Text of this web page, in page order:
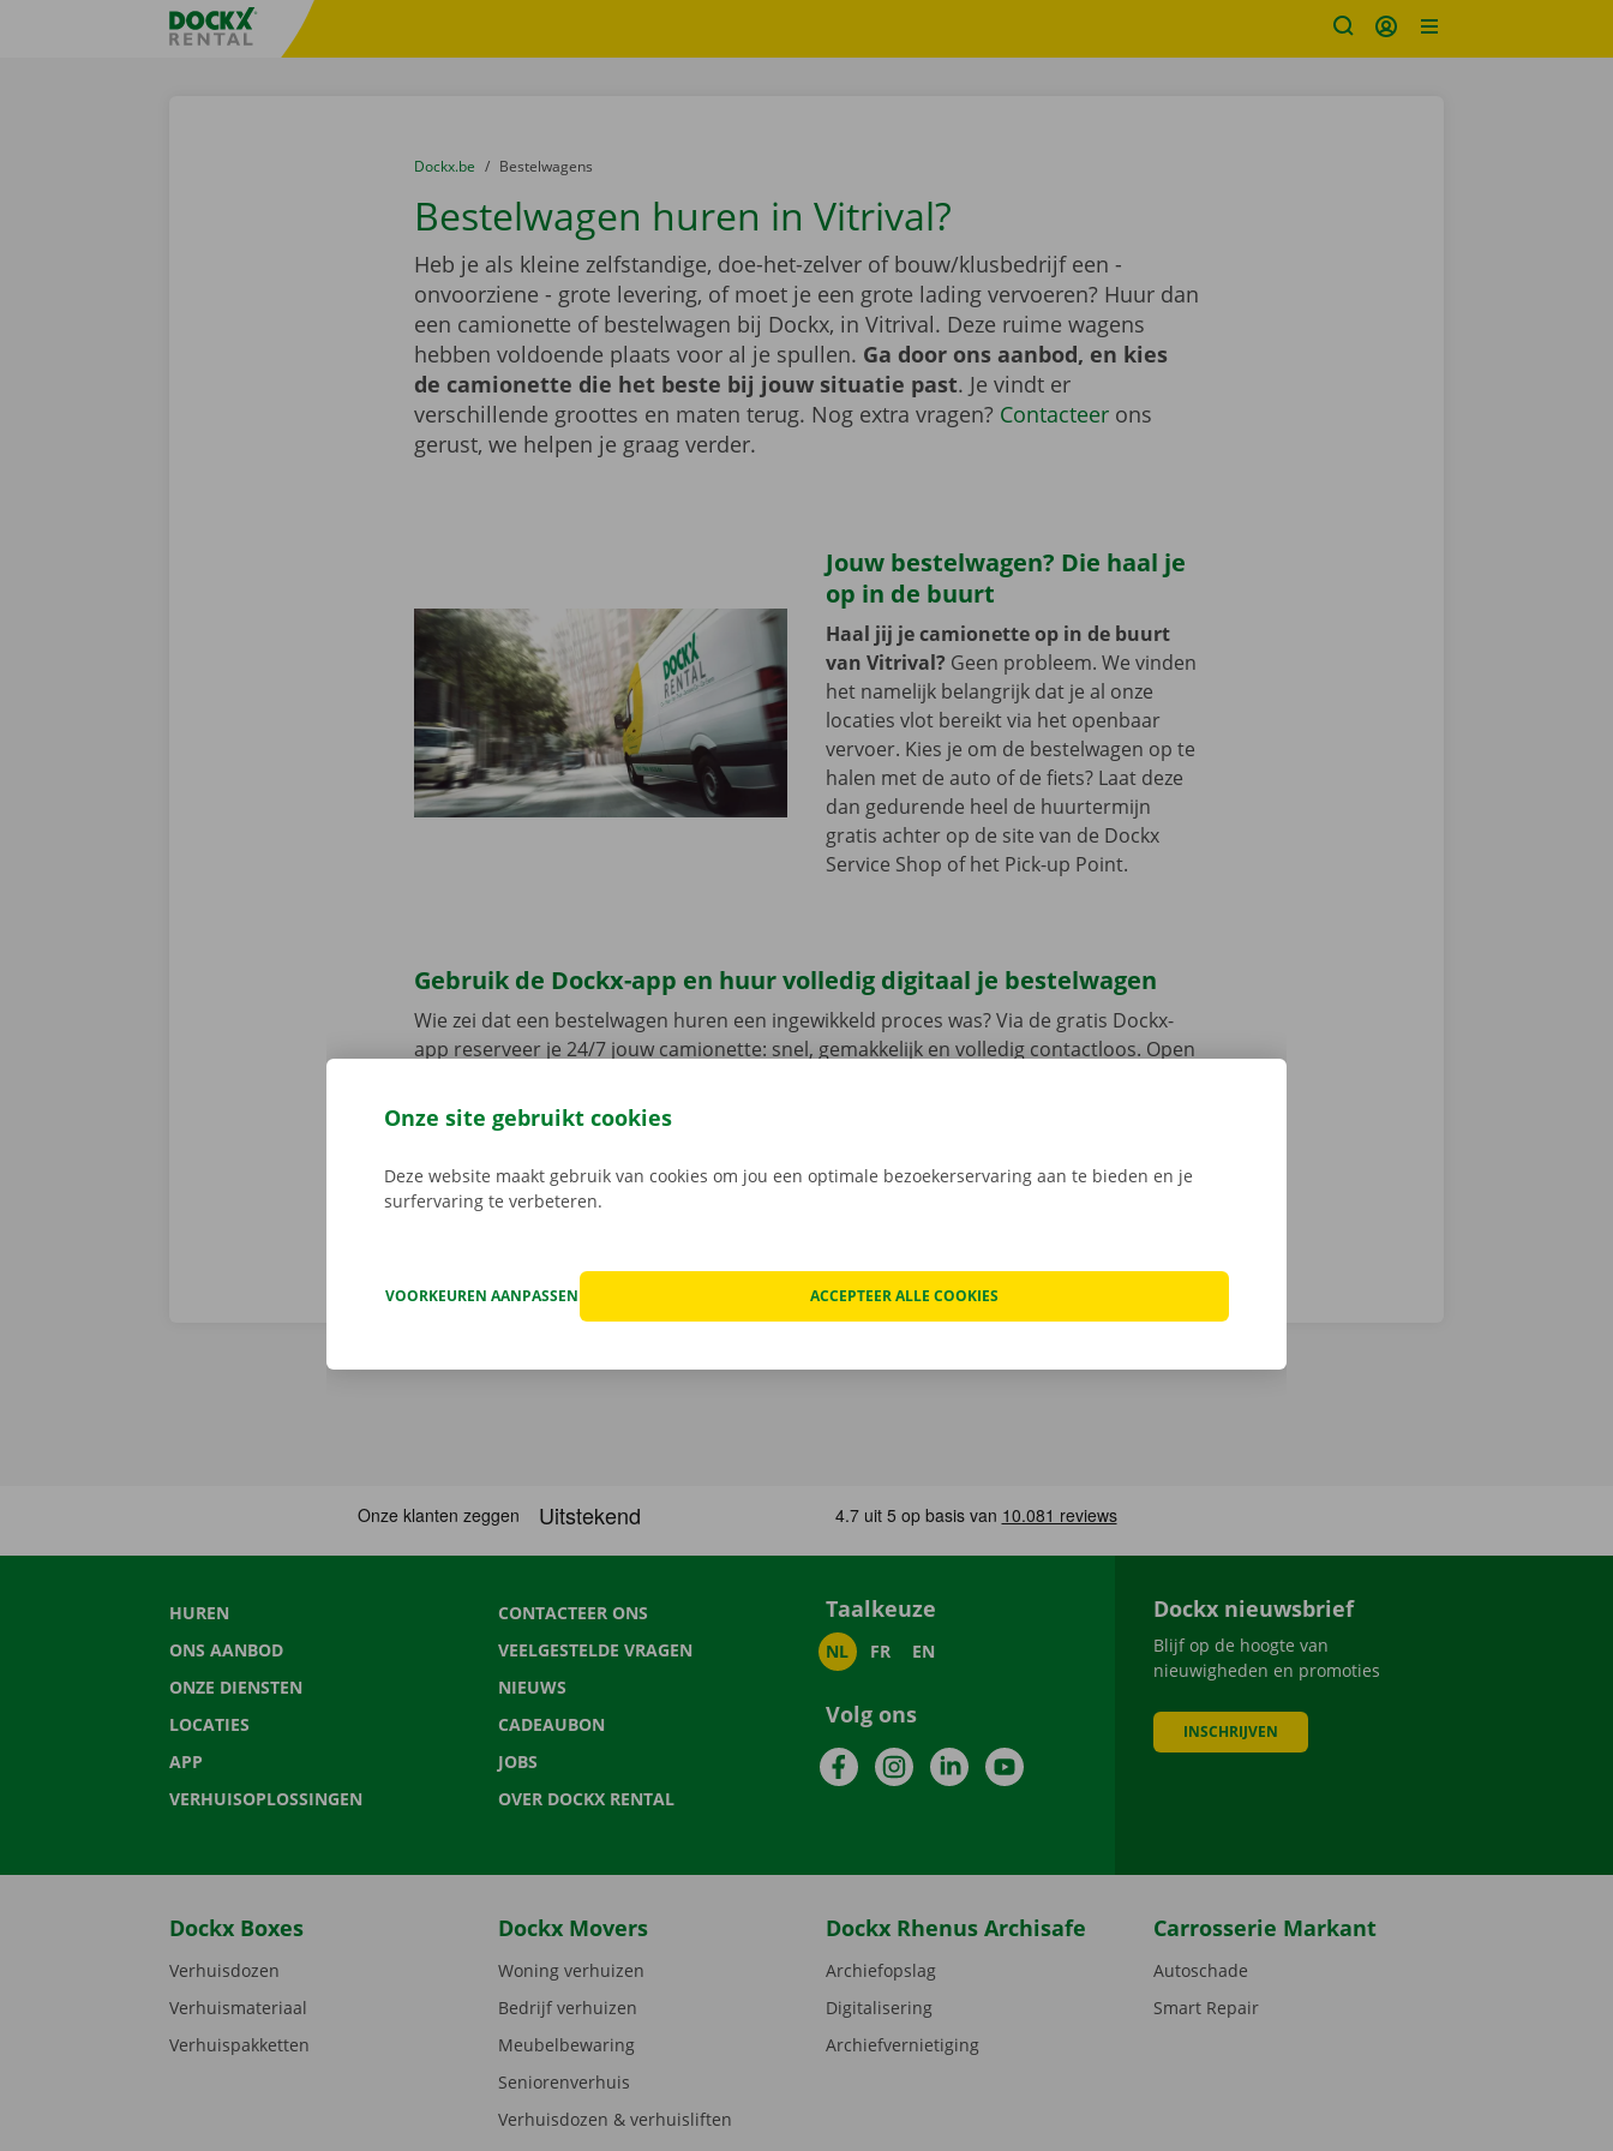
Taalselectie overslaanFratello DEMO
U bevindt zich hier:
van
Dockx.be naar
Bestelwagens
Bestelwagen huren in Vitrival?
Heb je als kleine zelfstandige, doe-het-zelver of bouw/klusbedrijf een -
onvoorziene - grote levering, of moet je een grote lading vervoeren? Huur dan
een camionette of bestelwagen bij Dockx, in Vitrival. Deze ruime wagens
hebben voldoende plaats voor al je spullen. Ga door ons aanbod, en kies
de camionette die het beste bij jouw situatie past. Je vindt er
verschillende groottes en maten terug. Nog extra vragen? Contacteerons
gerust, we helpen je graag verder.
Jouw bestelwagen? Die haal je
op in de buurt
Haal jij je camionette op in de buurt
van Vitrival? Geen probleem. We vinden
het namelijk belangrijk dat je al onze
locaties vlot bereikt via het openbaar
vervoer. Kies je om de bestelwagen op te
halen met de auto of de fiets? Laat deze
dan gedurende heel de huurtermijn
gratis achter op de site van de Dockx
Service Shop of het Pick-up Point.
Gebruik de Dockx-app en huur volledig digitaal je bestelwagen
Wie zei dat een bestelwagen huren een ingewikkeld proces was? Via de gratis Dockx-
app reserveer je 24/7 jouw camionette: snel, gemakkelijk en volledig contactloos. Open
je deze met de digitale sleutel. Vind de app voor
HUREN
ONS AANBOD
ONZE DIENSTEN
LOCATIES
APP
VERHUISOPLOSSINGEN
CONTACTEER ONS
VEELGESTELDE VRAGEN
NIEUWS
CADEAUBON
JOBS
OVER DOCKX RENTAL
Taalkeuze
NL FR EN
Volg ons
FacebookInstagramLinkedInYouTube
Dockx nieuwsbrief
Blijf op de hoogte van
nieuwigheden en promoties
INSCHRIJVEN
Dockx Boxes
Verhuisdozen
Verhuismateriaal
Verhuispakketten
Dockx Movers
Woning verhuizen
Bedrijf verhuizen
Meubelbewaring
Seniorenverhuis
Verhuisdozen & verhuisliften
Dockx Rhenus Archisafe
Archiefopslag
Digitalisering
Archiefvernietiging
Carrosserie Markant
Autoschade
Smart Repair
Onze site gebruikt cookies
Deze website maakt gebruik van cookies om jou een optimale bezoekerservaring aan te bieden en je
surfervaring te verbeteren.
VOORKEUREN AANPASSEN ACCEPTEER ALLE COOKIES